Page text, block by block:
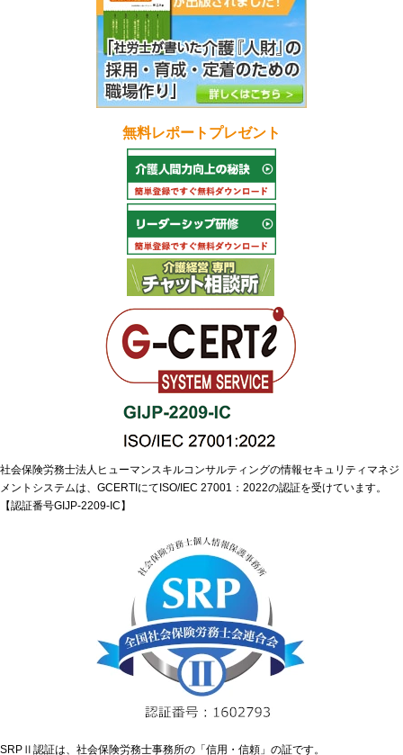
無料レポートプレゼント
社会保険労務士法人ヒューマンスキルコンサルティングの情報セキュリティマネジ
メントシステムは、GCERTIにてISO/IEC 27001：2022の認証を受けています。
【認証番号GIJP-2209-IC】
SRPⅡ認証は、社会保険労務士事務所の「信用・信頼」の証です。